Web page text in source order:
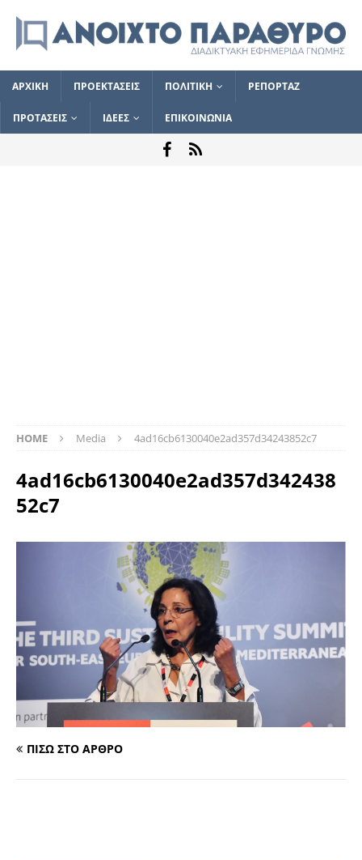
ΑΡΧΙΚΗ ΠΡΟΕΚΤΑΣΕΙΣ ΠΟΛΙΤΙΚΗ ΡΕΠΟΡΤΑΖ
ΠΡΟΤΑΣΕΙΣ ΙΔΕΕΣ ΕΠΙΚΟΙΝΩΝΙΑ
HOME Media 4ad16cb6130040e2ad357d34243852c7
4ad16cb6130040e2ad357d342438
52c7
ΠΙΣΩ ΣΤΟ ΑΡΘΡΟ